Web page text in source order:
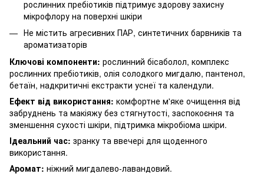
рослинних пребіотиків підтримує здорову захисну
мікрофлору на поверхні шкіри
Не містить агресивних ПАР, синтетичних барвників та
ароматизаторів
Ключові компоненти: рослинний бісаболол, комплекс
рослинних пребіотиків, олія солодкого мигдалю, пантенол,
бетаїн, надкритичні екстракти уснеї та календули.
Ефект від використання: комфортне м'яке очищення від
забруднень та макіяжу без стягнутості, заспокоєння та
зменшення сухості шкіри, підтримка мікробіома шкіри.
Ідеальний час: зранку та ввечері для щоденного
використання.
Аромат: ніжний мигдалево-лавандовий.